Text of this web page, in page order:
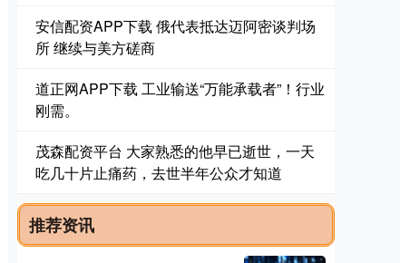
安信配资APP下载 俄代表抵达迈阿密谈判场
所 继续与美方磋商
道正网APP下载 工业输送“万能承载者”！行业
刚需。
茂森配资平台 大家熟悉的他早已逝世，一天
吃几十片止痛药，去世半年公众才知道
推荐资讯